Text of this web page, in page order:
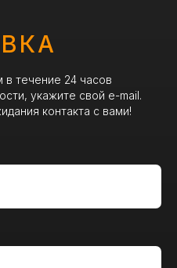
течение 24 часов
укажите свой e-mail.
контакта с вами!